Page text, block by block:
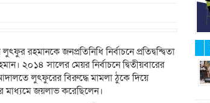
রহমানকে জনপ্রতিনিধি নির্বাচনে প্রতিদ্বন্দ্বিতা
২০১৪ সালের মেয়র নির্বাচনে দ্বিতীয়বারের
লুৎফুরের বিরুদ্ধে মামলা ঠুকে দিয়ে
মাধ্যমে জয়লাভ করেছিলেন।